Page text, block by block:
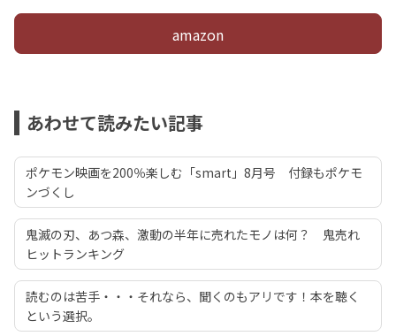
amazon
あわせて読みたい記事
ポケモン映画を200％楽しむ「smart」8月号 付録もポケモ
ンづくし
鬼滅の刃、あつ森、激動の半年に売れたモノは何？ 鬼売れ
ヒットランキング
読むのは苦手・・・それなら、聞くのもアリです！本を聴く
という選択。